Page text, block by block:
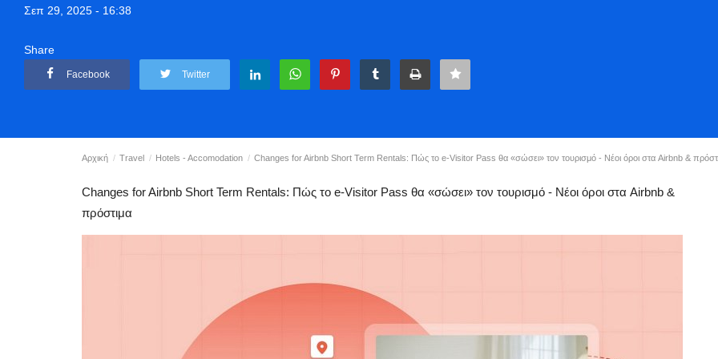
Σεπ 29, 2025 - 16:38
Share
Facebook Twitter
Αρχική Travel Hotels - Accomodation Changes for Airbnb Short Term Rentals: Πώς το e-Visitor Pass θα «σώσει» τον τουρισμό - Νέοι όροι στα Airbnb &
Changes for Airbnb Short Term Rentals: Πώς το e-Visitor Pass θα «σώσει» τον τουρισμό - Νέοι όροι στα Airbnb &
πρόστιμα